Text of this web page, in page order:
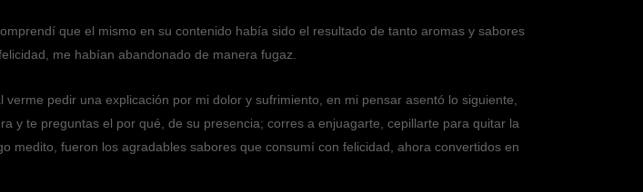
que el mismo en su contenido había sido el resultado de tanto aromas y sabores
me habían abandonado de manera fugaz.
pedir una explicación por mi dolor y sufrimiento, en mi pensar asentó lo siguiente,
y te preguntas el por qué, de su presencia; corres a enjuagarte, cepillarte para quitar la
fueron los agradables sabores que consumí con felicidad, ahora convertidos en